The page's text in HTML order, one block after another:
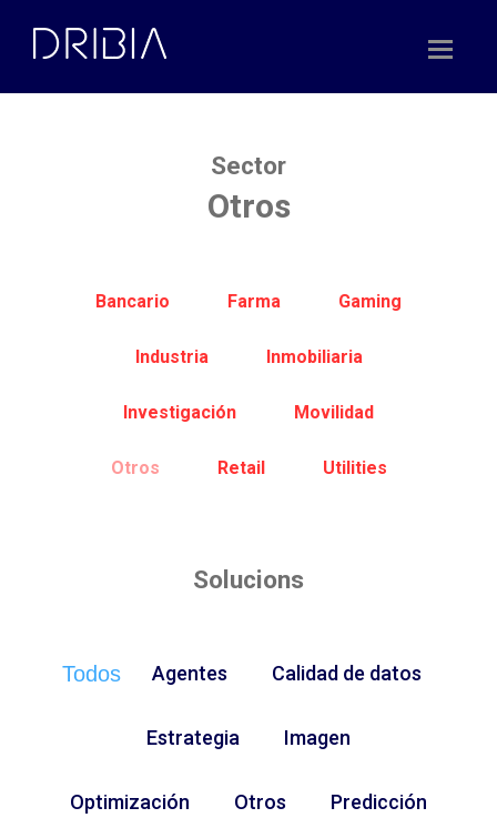
content
Sector
Otros
Bancario Farma Gaming
Industria Inmobiliaria
Investigación Movilidad
Otros Retail Utilities
Solucions
Todos Agentes Calidad de datos
Estrategia Imagen
Optimización Otros Predicción